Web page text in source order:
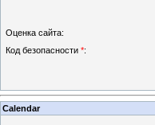
Оценка сайта:
Код безопасности *:
Calendar